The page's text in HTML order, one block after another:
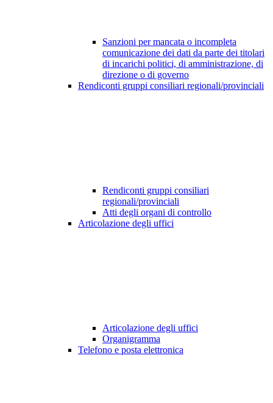
Sanzioni per mancata o incompleta
comunicazione dei dati da parte dei titolari
di incarichi politici, di amministrazione, di
direzione o di governo
Rendiconti gruppi consiliari regionali/provinciali
Rendiconti gruppi consiliari
regionali/provinciali
Atti degli organi di controllo
Articolazione degli uffici
Articolazione degli uffici
Organigramma
Telefono e posta elettronica